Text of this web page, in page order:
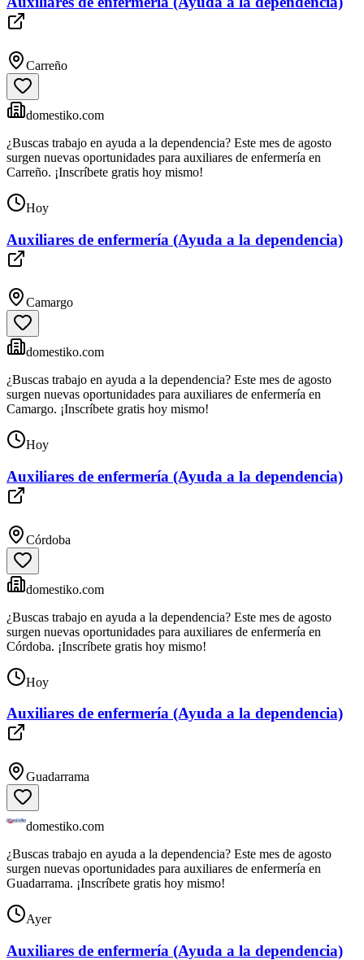
Carreño
domestiko.com
¿Buscas trabajo en ayuda a la dependencia? Este mes de agosto
surgen nuevas oportunidades para auxiliares de enfermería en
Carreño. ¡Inscríbete gratis hoy mismo!
Hoy
Auxiliares de enfermería (Ayuda a la dependencia)
Camargo
domestiko.com
¿Buscas trabajo en ayuda a la dependencia? Este mes de agosto
surgen nuevas oportunidades para auxiliares de enfermería en
Camargo. ¡Inscríbete gratis hoy mismo!
Hoy
Auxiliares de enfermería (Ayuda a la dependencia)
Córdoba
domestiko.com
¿Buscas trabajo en ayuda a la dependencia? Este mes de agosto
surgen nuevas oportunidades para auxiliares de enfermería en
Córdoba. ¡Inscríbete gratis hoy mismo!
Hoy
Auxiliares de enfermería (Ayuda a la dependencia)
Guadarrama
domestiko.com
¿Buscas trabajo en ayuda a la dependencia? Este mes de agosto
surgen nuevas oportunidades para auxiliares de enfermería en
Guadarrama. ¡Inscríbete gratis hoy mismo!
Ayer
Auxiliares de enfermería (Ayuda a la dependencia)